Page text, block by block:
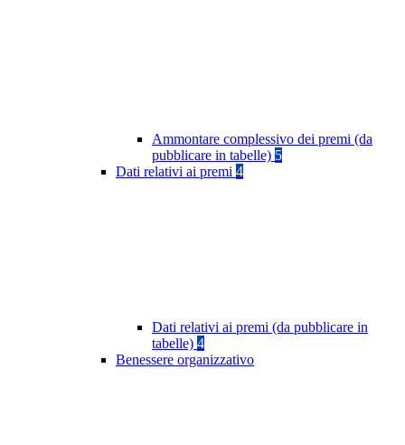
Ammontare complessivo dei premi (da
pubblicare in tabelle) 5
Dati relativi ai premi 4
Dati relativi ai premi (da pubblicare in
tabelle) 4
Benessere organizzativo